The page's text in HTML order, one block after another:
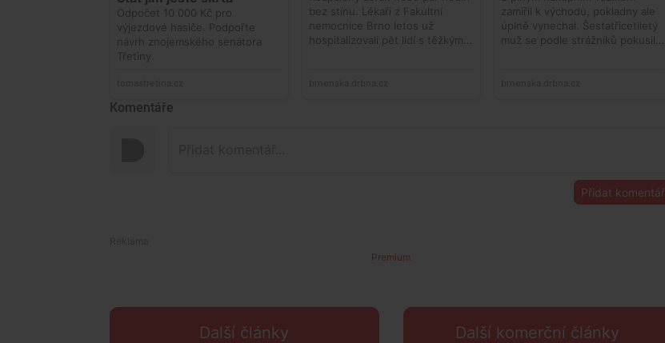
Komentáře
Přidat komentář
Premium
Další články Další komerční články